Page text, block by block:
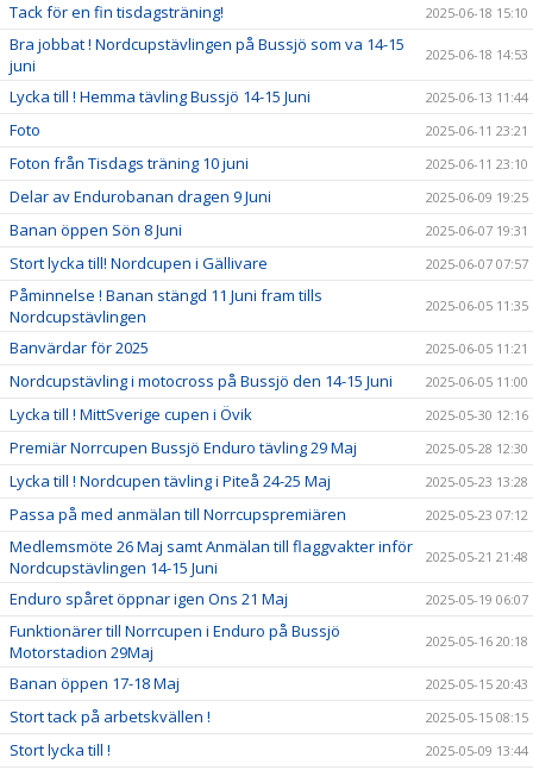
Tack för en fin tisdagsträning! 2025-06-18 15:10
Bra jobbat ! Nordcupstävlingen på Bussjö som va 14-15
juni
2025-06-18 14:53
Lycka till ! Hemma tävling Bussjö 14-15 Juni 2025-06-13 11:44
Foto 2025-06-11 23:21
Foton från Tisdags träning 10 juni 2025-06-11 23:10
Delar av Endurobanan dragen 9 Juni 2025-06-09 19:25
Banan öppen Sön 8 Juni 2025-06-07 19:31
Stort lycka till! Nordcupen i Gällivare 2025-06-07 07:57
Påminnelse ! Banan stängd 11 Juni fram tills
Nordcupstävlingen
2025-06-05 11:35
Banvärdar för 2025 2025-06-05 11:21
Nordcupstävling i motocross på Bussjö den 14-15 Juni 2025-06-05 11:00
Lycka till ! MittSverige cupen i Övik 2025-05-30 12:16
Premiär Norrcupen Bussjö Enduro tävling 29 Maj 2025-05-28 12:30
Lycka till ! Nordcupen tävling i Piteå 24-25 Maj 2025-05-23 13:28
Passa på med anmälan till Norrcupspremiären 2025-05-23 07:12
Medlemsmöte 26 Maj samt Anmälan till flaggvakter inför
Nordcupstävlingen 14-15 Juni
2025-05-21 21:48
Enduro spåret öppnar igen Ons 21 Maj 2025-05-19 06:07
Funktionärer till Norrcupen i Enduro på Bussjö
Motorstadion 29Maj
2025-05-16 20:18
Banan öppen 17-18 Maj 2025-05-15 20:43
Stort tack på arbetskvällen ! 2025-05-15 08:15
Stort lycka till ! 2025-05-09 13:44